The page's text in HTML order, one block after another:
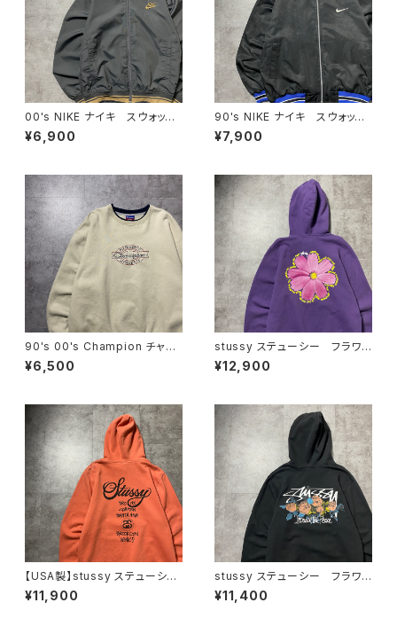
00's NIKE ナイキ スウォッシ
ュ 刺繍ワンポイント ラインリ
ブ グレー 薄手 ナイロンジ
¥6,900
90's NIKE ナイキ スウォッシ
ュ 刺繍ワンポイント バック刺
繍 ラインリブ ブラック×ネイ
¥7,900
90's 00's Champion チャン
ピオン 刺繍ロゴ ラインリ
ブ ベージュ スウェット トレ
¥6,500
stussy ステューシー フラワ
ー グラフィック バックプリン
ト パープル スウェット パー
¥12,900
【USA製】stussy ステューシ
ー ワールドツアー バックプリ
ント オレンジ スウェット パ
¥11,900
stussy ステューシー フラワ
ーグラフィック バックプリン
ト ブラック 黒 スウェット
¥11,400